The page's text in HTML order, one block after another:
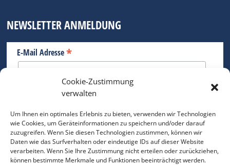
Cookie-Zustimmung
verwalten
Um Ihnen ein optimales Erlebnis zu bieten, verwenden wir Technologien
wie Cookies, um Geräteinformationen zu speichern und/oder darauf
zuzugreifen. Wenn Sie diesen Technologien zustimmen, können wir
Daten wie das Surfverhalten oder eindeutige IDs auf dieser Website
verarbeiten. Wenn Sie Ihre Zustimmung nicht erteilen oder zurückziehen,
können bestimmte Merkmale und Funktionen beeinträchtigt werden.
NEWSLETTER ANMELDUNG
E-Mail Adresse*
Bitte geben Sie Ihre E-Mail Adresse ein.
*